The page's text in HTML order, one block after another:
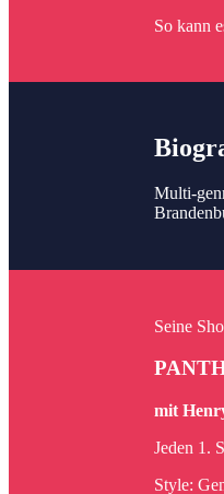
So kann
Multi-
Seine
mit
Jeden 1.
Style: